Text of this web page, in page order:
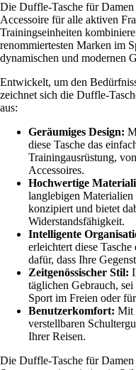
Die Duffle-Tasche für
Accessoire für alle aktiven
Trainingseinheiten
renommiertesten Marken im
dynamischen und modernen
Entwickelt, um den
zeichnet sich die Duffle-
aus:
Geräumiges Design:
diese Tasche das
Trainingausrüstung,
Accessoires.
Hochwertige
langlebigen
konzipiert und bietet
Widerstandsfähigkeit.
Intelligente
erleichtert diese
dafür, dass Ihre
Zeitgenössischer Stil:
täglichen Gebrauch,
Sport im Freien oder
Benutzerkomfort: Mit
verstellbaren
Ihrer Reisen.
Die Duffle-Tasche für